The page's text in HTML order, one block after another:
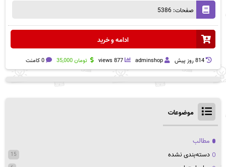
صفحات: 5386
ادامه و خرید
814 روز پيش adminshop
877 views تومان35,000 0 کامنت
موضوعات
مطالب
دسته‌بندی نشده
15